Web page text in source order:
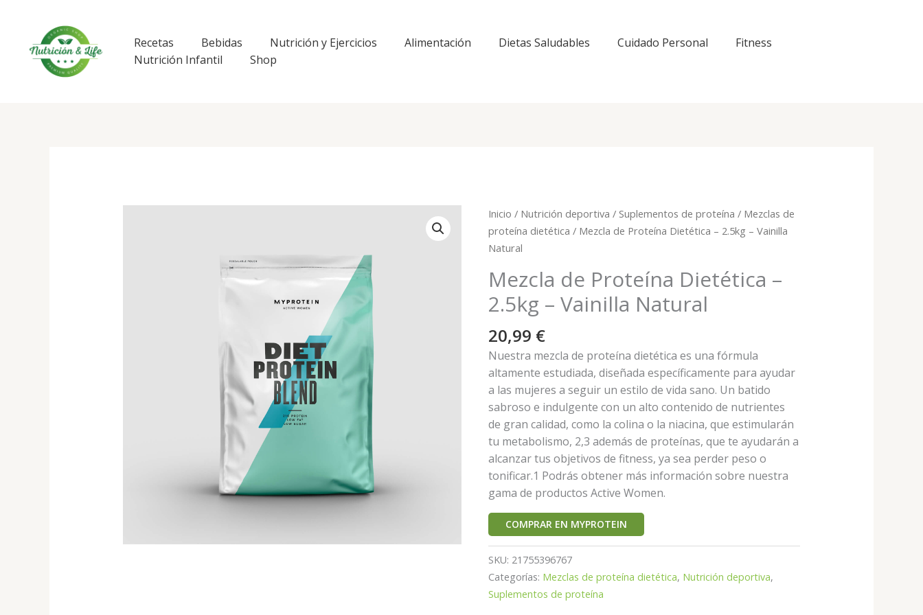
contenido
Recetas Bebidas Nutrición y Ejercicios Alimentación Dietas Saludables Cuidado Personal
Fitness
Nutrición Infantil
Shop
Inicio / Nutrición deportiva / Suplementos de proteína / Mezclas de
proteína dietética / Mezcla de Proteína Dietética – 2.5kg – Vainilla
Natural
Mezcla de Proteína Dietética –
2.5kg – Vainilla Natural
20,99 €
Nuestra mezcla de proteína dietética es una fórmula
altamente estudiada, diseñada específicamente para ayudar
a las mujeres a seguir un estilo de vida sano. Un batido
sabroso e indulgente con un alto contenido de nutrientes
de gran calidad, como la colina o la niacina, que estimularán
tu metabolismo, 2,3 además de proteínas, que te ayudarán a
alcanzar tus objetivos de fitness, ya sea perder peso o
tonificar.1 Podrás obtener más información sobre nuestra
gama de productos Active Women.
COMPRAR EN MYPROTEIN
SKU: 21755396767
Categorías: Mezclas de proteína dietética, Nutrición deportiva,
Suplementos de proteína